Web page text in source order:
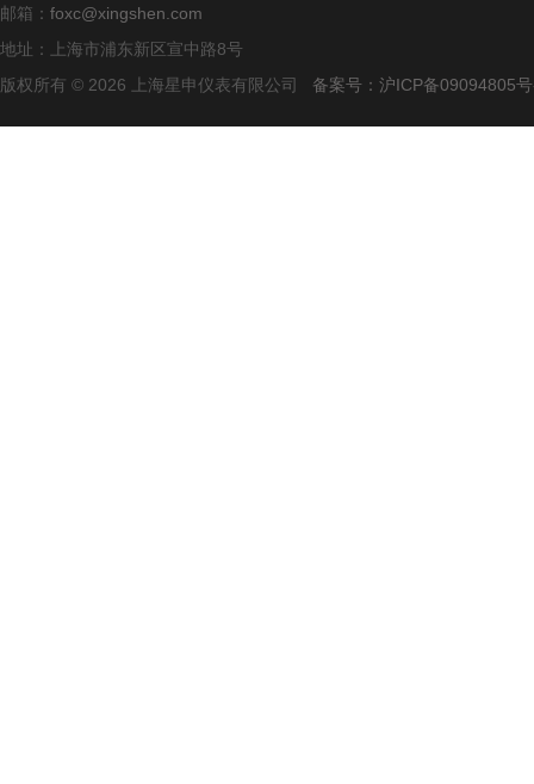
邮箱： foxc@xingshen.com
地址：上海市浦东新区宣中路8号
版权所有 © 2026 上海星申仪表有限公司 备案号：沪ICP备09094805